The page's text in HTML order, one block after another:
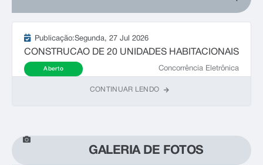
Concorrência Eletrônica
CONSTRUCAO DE 20 UNIDADES HABITACIONAIS
Aberto
Publicação:Segunda 27 Jul 2026
CONTINUAR LENDO
GALERIA DE FOTOS